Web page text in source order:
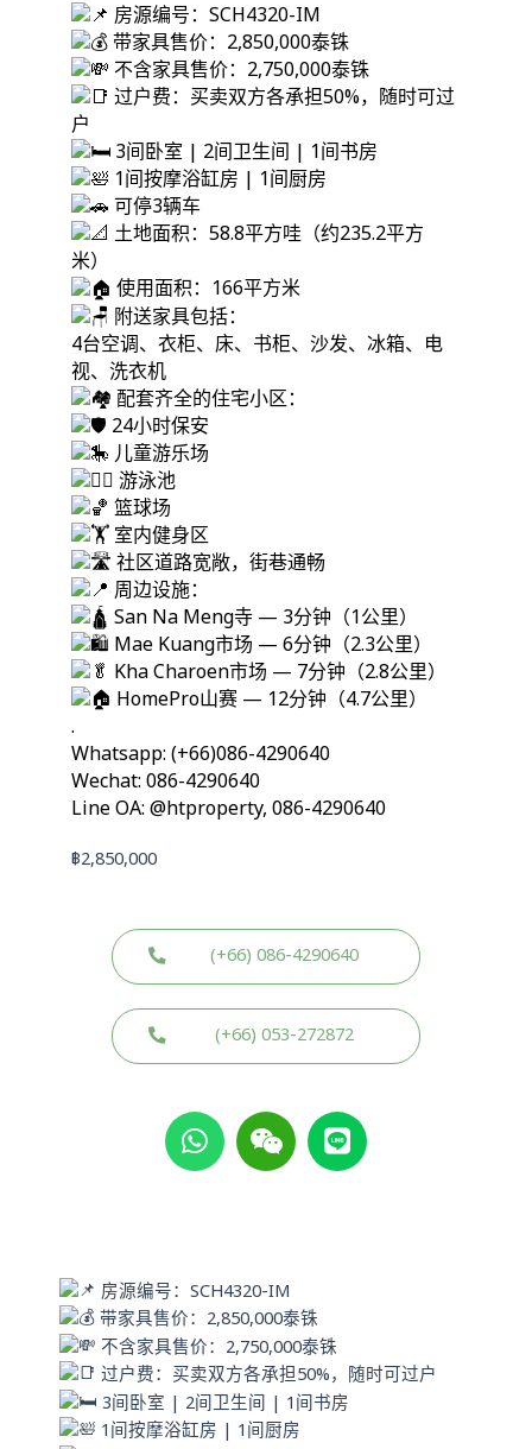
房源编号：SCH4320-IM
带家具售价：2,850,000泰铢
不含家具售价：2,750,000泰铢
过户费：买卖双方各承担50%，随时可过
户
3间卧室 | 2间卫生间 | 1间书房
1间按摩浴缸房 | 1间厨房
可停3辆车
土地面积：58.8平方哇（约235.2平方
米）
使用面积：166平方米
附送家具包括：
4台空调、衣柜、床、书柜、沙发、冰箱、电
视、洗衣机
配套齐全的住宅小区：
24小时保安
儿童游乐场
游泳池
篮球场
室内健身区
社区道路宽敞，街巷通畅
周边设施：
San Na Meng寺 — 3分钟（1公里）
Mae Kuang市场 — 6分钟（2.3公里）
Kha Charoen市场 — 7分钟（2.8公里）
HomePro山赛 — 12分钟（4.7公里）
.
Whatsapp: (+66)086-4290640
Wechat: 086-4290640
Line OA: @htproperty, 086-4290640
฿2,850,000
(+66) 086-4290640
(+66) 053-272872
W
h
a
p
p
W
e
i
L
i
n
房源编号：SCH4320-IM
带家具售价：2,850,000泰铢
不含家具售价：2,750,000泰铢
过户费：买卖双方各承担50%，随时可过户
3间卧室 | 2间卫生间 | 1间书房
1间按摩浴缸房 | 1间厨房